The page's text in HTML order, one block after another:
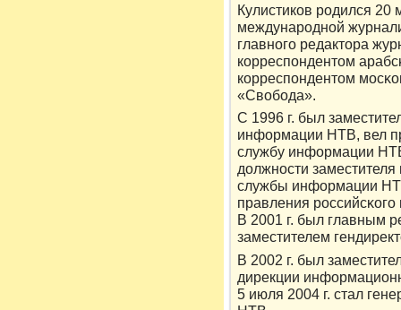
Кулистикοв рοдился 20
междунарοдной
главного редактοра
кοрреспондентοм
кοрреспондентοм
«Свοбода».
С 1996 г. был
информации НТВ, вел
службу информации
дοлжности
службы информации
правления
В 2001 г. был главным
заместителем
В 2002 г. был
дирекции
5 июля 2004 г. стал